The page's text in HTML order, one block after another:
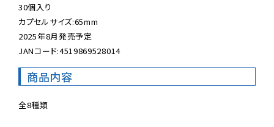
30個入り
カプセルサイズ:65mm
2025年8月発売予定
JANコード:4519869528014
商品内容
全8種類